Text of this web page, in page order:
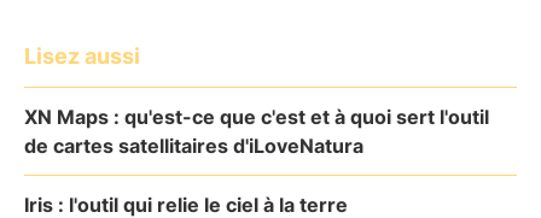
Lisez aussi
XN Maps : qu'est-ce que c'est et à quoi sert l'outil
de cartes satellitaires d'iLoveNatura
Iris : l'outil qui relie le ciel à la terre